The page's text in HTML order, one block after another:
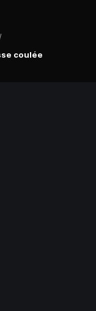
coulée